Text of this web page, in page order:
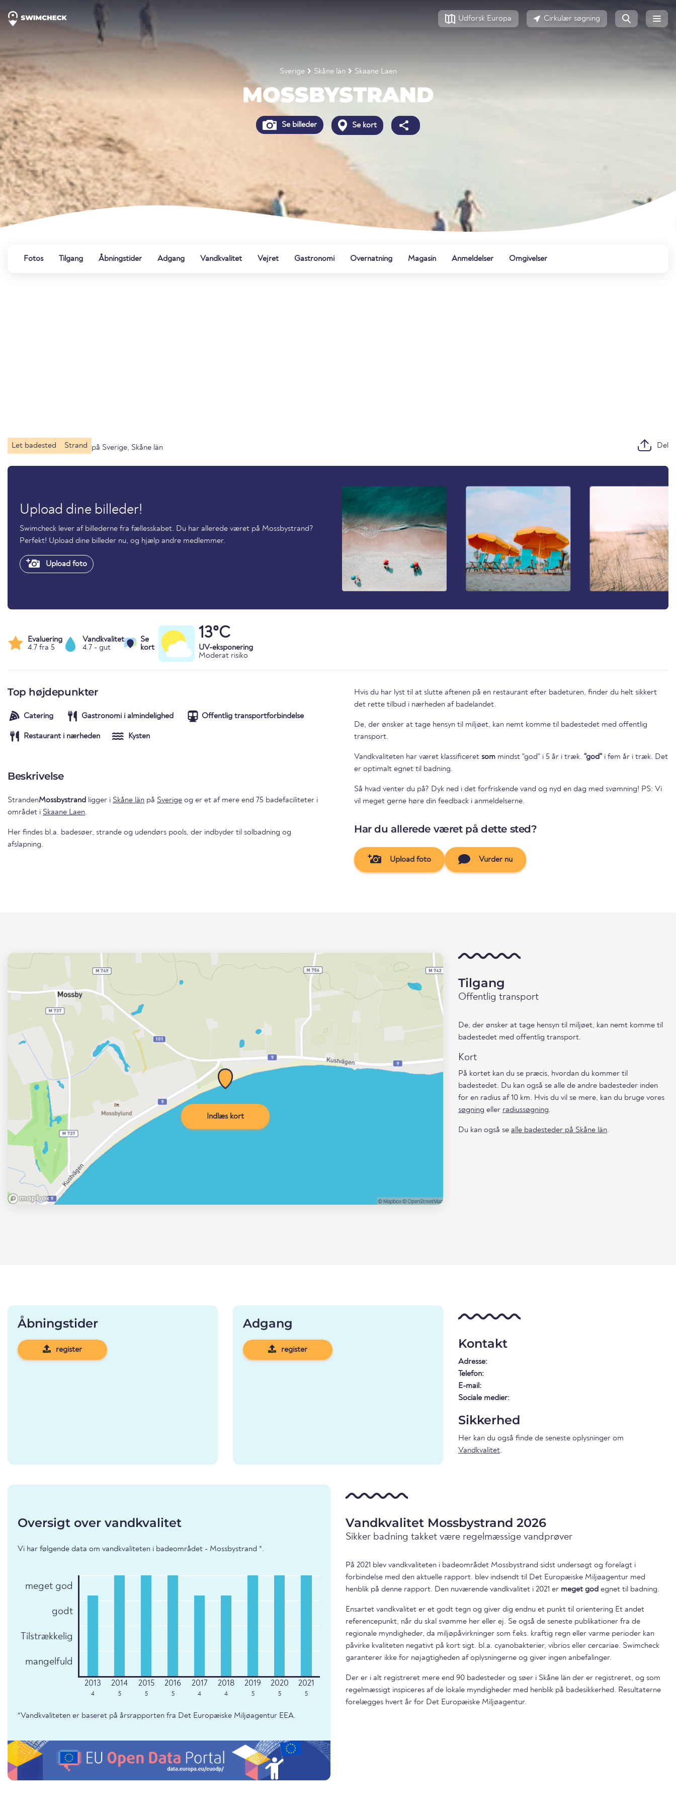
Udforsk Europa Cirkulær søgning
Sverige Skåne län Skaane Laen
MOSSBYSTRAND
Se billeder Se kort
Fotos Tilgang Åbningstider Adgang Vandkvalitet Vejret Gastronomi Overnatning Magasin Anmeldelser Omgivelser
Let badested Strand på Sverige, Skåne län Del
Upload dine billeder!
Swimcheck lever af billederne fra fællesskabet. Du har allerede været på Mossbystrand?
Perfekt! Upload dine billeder nu, og hjælp andre medlemmer.
Upload foto
Evaluering
4.7 fra 5
Vandkvalitet
4.7 - gut
Se
kort
13°C
UV-eksponering
Moderat risiko
Top højdepunkter
Catering Gastronomi i almindelighed Offentlig transportforbindelse
Restaurant i nærheden Kysten
Beskrivelse
StrandenMossbystrand ligger i Skåne län på Sverige og er et af mere end 75 badefaciliteter i
området i Skaane Laen.
Her findes bl.a. badesøer, strande og udendørs pools, der indbyder til solbadning og
afslapning.
Hvis du har lyst til at slutte aftenen på en restaurant efter badeturen, finder du helt sikkert
det rette tilbud i nærheden af badelandet.
De, der ønsker at tage hensyn til miljøet, kan nemt komme til badestedet med offentlig
transport.
Vandkvaliteten har været klassificeret som mindst "god" i 5 år i træk. "god" i fem år i træk. Det
er optimalt egnet til badning.
Så hvad venter du på? Dyk ned i det forfriskende vand og nyd en dag med svømning! PS: Vi
vil meget gerne høre din feedback i anmeldelserne.
Har du allerede været på dette sted?
Upload foto Vurder nu
Indlæs kort
Tilgang
Offentlig transport
De, der ønsker at tage hensyn til miljøet, kan nemt komme til
badestedet med offentlig transport.
Kort
På kortet kan du se præcis, hvordan du kommer til
badestedet. Du kan også se alle de andre badesteder inden
for en radius af 10 km. Hvis du vil se mere, kan du bruge vores
søgning eller radiussøgning.
Du kan også se alle badesteder på Skåne län.
Åbningstider
register
Adgang
register Kontakt
Adresse:
Telefon:
E-mail:
Sociale medier:
Sikkerhed
Her kan du også finde de seneste oplysninger om
Vandkvalitet.
Oversigt over vandkvalitet
Vi har følgende data om vandkvaliteten i badeområdet - Mossbystrand *.
meget god
godt
Tilstrækkelig
mangelfuld
4 5 5 5 4 4 5 5 5
*Vandkvaliteten er baseret på årsrapporten fra Det Europæiske Miljøagentur EEA.
Vandkvalitet Mossbystrand 2026
Sikker badning takket være regelmæssige vandprøver
På 2021 blev vandkvaliteten i badeområdet Mossbystrand sidst undersøgt og forelagt i
forbindelse med den aktuelle rapport. blev indsendt til Det Europæiske Miljøagentur med
henblik på denne rapport. Den nuværende vandkvalitet i 2021 er meget god egnet til badning.
Ensartet vandkvalitet er et godt tegn og giver dig endnu et punkt til orientering Et andet
referencepunkt, når du skal svømme her eller ej. Se også de seneste publikationer fra de
regionale myndigheder, da miljøpåvirkninger som f.eks. kraftig regn eller varme perioder kan
påvirke kvaliteten negativt på kort sigt. bl.a. cyanobakterier, vibrios eller cercariae. Swimcheck
garanterer ikke for nøjagtigheden af oplysningerne og giver ingen anbefalinger.
Der er i alt registreret mere end 90 badesteder og søer i Skåne län der er registreret, og som
regelmæssigt inspiceres af de lokale myndigheder med henblik på badesikkerhed. Resultaterne
forelægges hvert år for Det Europæiske Miljøagentur.